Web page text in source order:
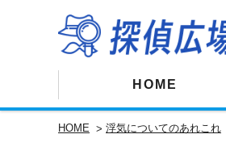
HOME
HOME 浮気についてのあれこれ